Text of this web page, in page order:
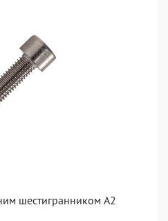
шестигранником А2